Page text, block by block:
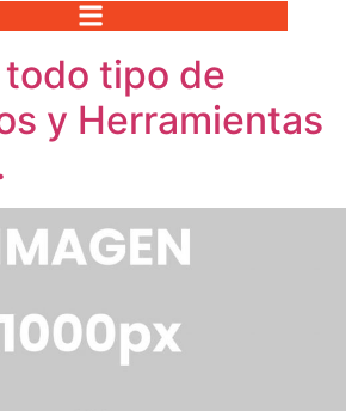
tipo de
y Herramientas